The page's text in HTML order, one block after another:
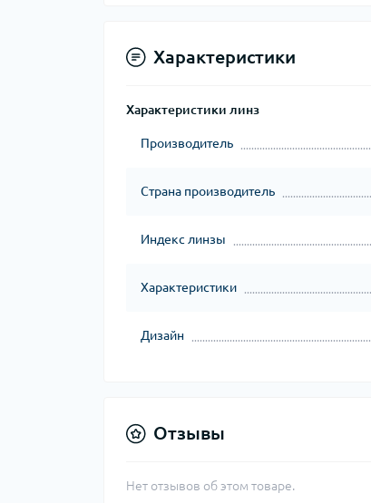
Характеристики
Характеристики линз
Производитель
Страна производитель
Индекс линзы
Характеристики
Дизайн
Отзывы
Нет отзывов об этом товаре.